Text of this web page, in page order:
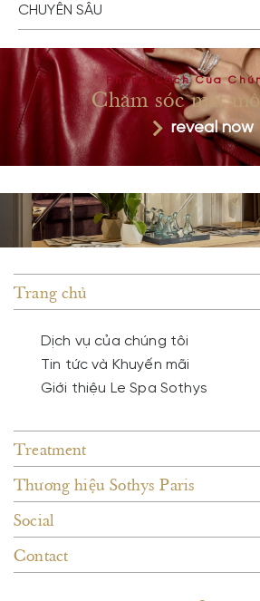
CHUYÊN SÂU
Phong Cách Của
Chăm sóc mắt
reveal now
Trang chủ
Dịch vụ của chúng tôi
Tin tức và Khuyến mãi
Giới thiệu Le Spa Sothys
Treatment
Thương hiệu Sothys Paris
Social
Contact